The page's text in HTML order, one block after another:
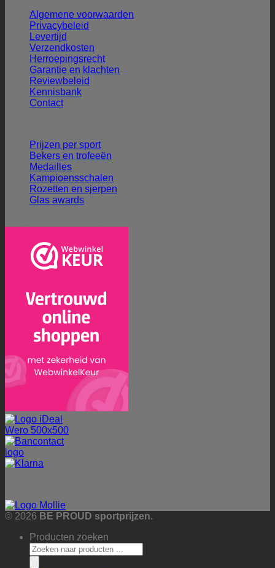
Algemene voorwaarden
Privacybeleid
Levertijd
Verzendkosten
Herroepingsrecht
Garantie en klachten
Reviewbeleid
Kennisbank
Contact
Prijzen per sport
Bekers en trofeeën
Medailles
Kampioensschalen
Rozetten en sjerpen
Glas awards
© 2026 BE PROUD sportprijzen.
Producten zoeken